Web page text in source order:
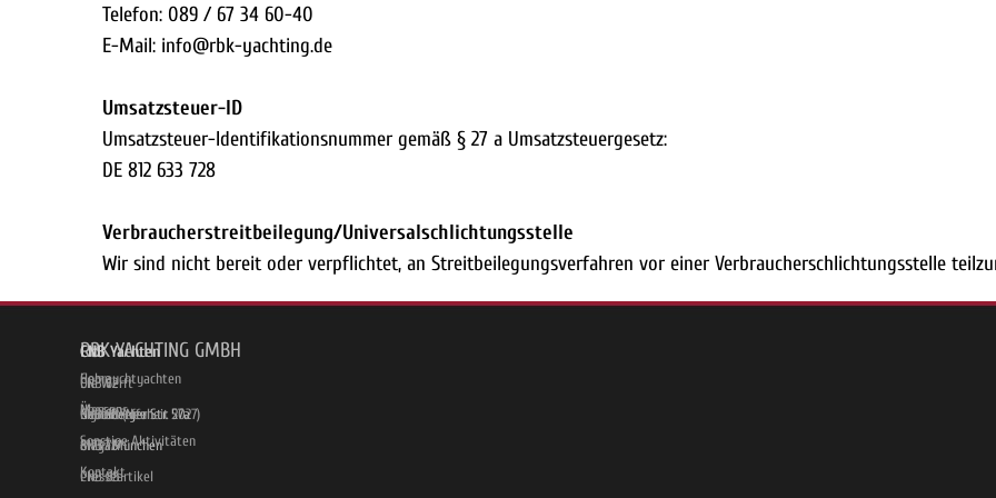
Telefon: 089 / 67 34 60-40
E-Mail: info@rbk-yachting.de
Umsatzsteuer-ID
Umsatzsteuer-Identifikationsnummer gemäß § 27 a Umsatzsteuergesetz:
DE 812 633 728
Verbraucher­streit­beilegung/Universal­schlichtungs­stelle
Wir sind nicht bereit oder verpflichtet, an Streitbeilegungsverfahren vor einer Verbraucherschlichtungsstelle
RBK YACHTING GMBH
Neubiberger Str. 57a
81737 München
CNB
Die Werft
Eignertreffen
Magazin
Presseartikel
CNB Yachten
CNB 62
CNB 68 (Neuheit 2027)
CNB 78
CNB 88
Home
Über uns
Gebrauchtyachten
Messen
Sonstige Aktivitäten
Kontakt